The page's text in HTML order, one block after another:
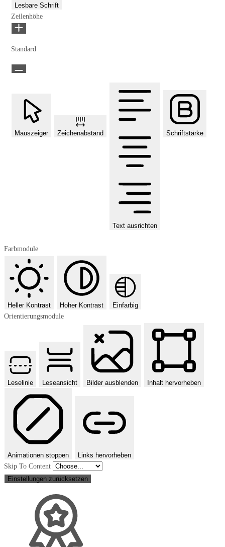
Lesbare Schrift
Zeilenhöhe
Standard
Mauszeiger Zeichenabstand
Text ausrichten
Schriftstärke
Farbmodule
Heller Kontrast Hoher Kontrast
Einfarbig
Orientierungsmodule
Leselinie Leseansicht Bilder ausblenden Inhalt hervorheben
Animationen stoppen
Links hervorheben
Skip To Content
Einstellungen zurücksetzen